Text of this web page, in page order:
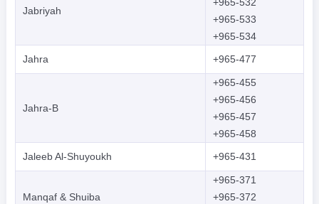
Jabriyah
+965-532
+965-533
+965-534
Jahra
+965-477
Jahra-B
+965-455
+965-456
+965-457
+965-458
Jaleeb Al-Shuyoukh
+965-431
Manqaf & Shuiba
+965-371
+965-372